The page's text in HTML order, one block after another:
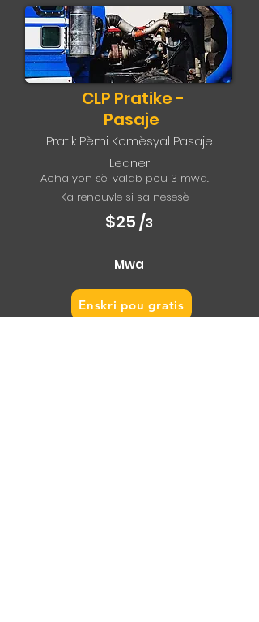
CLP Pratike -
Pasaje
Pratik Pèmi Komèsyal Pasaje
Leaner
Acha yon sèl valab pou 3 mwa.
Ka renouvle si sa nesesè
$25 /3
Mwa
Enskri pou gratis